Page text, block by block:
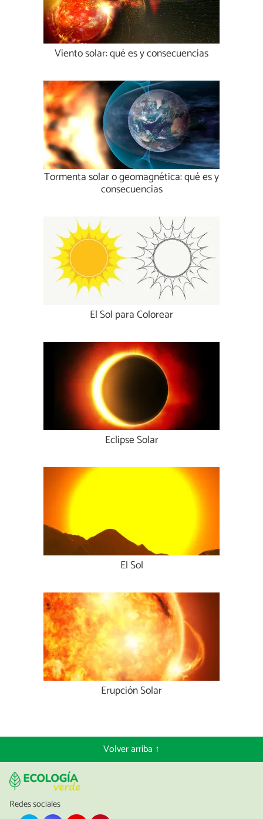
Viento solar: qué es y consecuencias
Tormenta solar o geomagnética: qué es y
consecuencias
El Sol para Colorear
Eclipse Solar
El Sol
Erupción Solar
Volver arriba ↑
Redes sociales